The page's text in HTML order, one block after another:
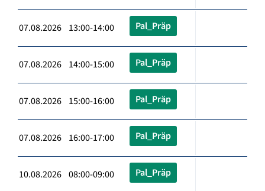
07.08.2026 13:00-14:00 Pal_Präp
07.08.2026 14:00-15:00 Pal_Präp
07.08.2026 15:00-16:00 Pal_Präp
07.08.2026 16:00-17:00 Pal_Präp
10.08.2026 08:00-09:00 Pal_Präp